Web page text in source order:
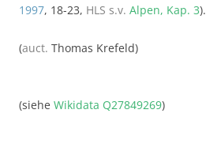
1997, 18-23, HLS s.v. Alpen, Kap. 3).
(auct. Thomas Krefeld)
(siehe Wikidata Q27849269)